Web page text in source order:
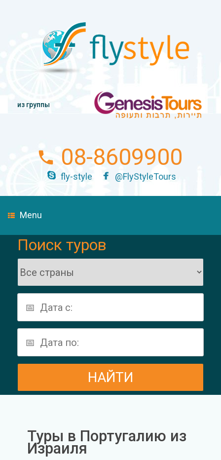
из группы
08-8609900
fly-style @FlyStyleTours
Menu
Поиск туров
Туры в Португалию из
Израиля